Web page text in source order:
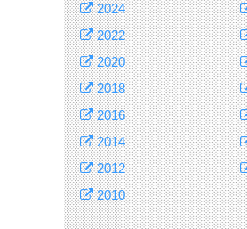
2024
2022
2020
2018
2016
2014
2012
2010